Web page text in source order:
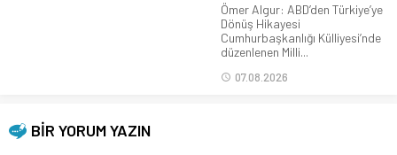
Ömer Algur: ABD’den Türkiye’ye
Dönüş Hikayesi
Cumhurbaşkanlığı Külliyesi’nde
düzenlenen Milli...
07.08.2026
BİR YORUM YAZIN